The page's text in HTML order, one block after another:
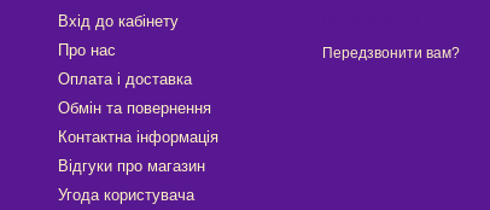
Вхід до кабінету
Про нас
Оплата і доставка
Обмін та повернення
Контактна інформація
Відгуки про магазин
Угода користувача
Передзвонити вам?